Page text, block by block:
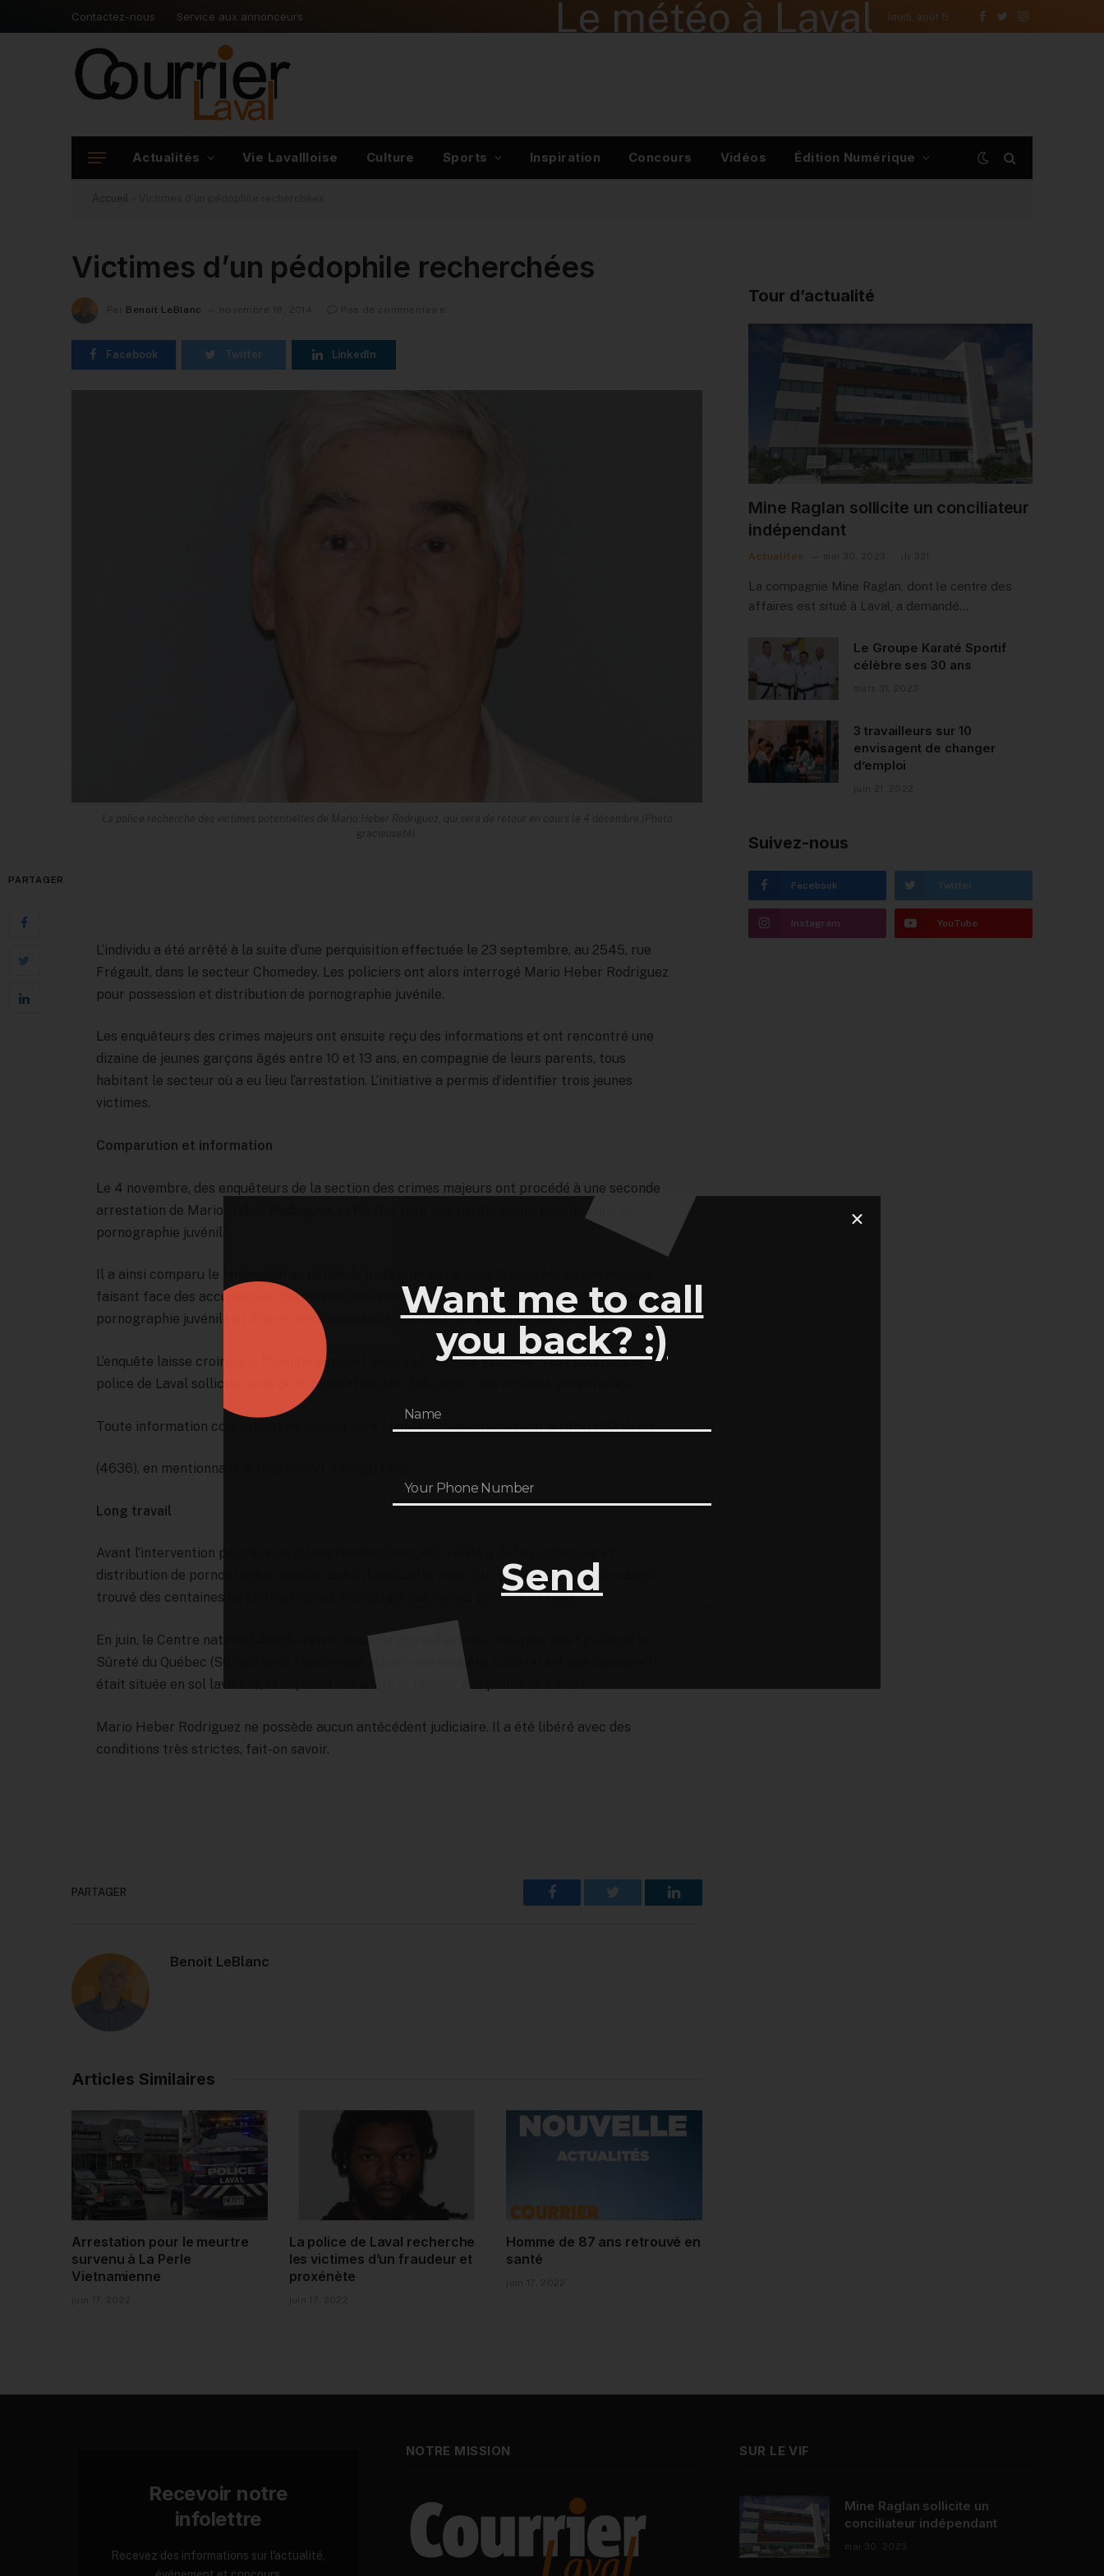
Contactez-nous Service aux annonceurs Le météo à Laval Jeudi, août 6
Facebook
TwitterInstagram
Actualités Vie Lavallloise Culture Sports Inspiration Concours Vidéos Édition Numérique
Victimes d’un pédophile recherchées
Benoit LeBlanc
Facebook Twitter LinkedIn
PARTAGER
L’individu a été arrêté à la suite d’une perquisition effectuée le 23 septembre, au 2545, rue
Frégault, dans le secteur Chomedey. Les policiers ont alors interrogé Mario Heber Rodriguez
pour possession et distribution de pornographie juvénile.
Les enquêteurs des crimes majeurs ont ensuite reçu des informations et ont rencontré une
dizaine de jeunes garçons âgés entre 10 et 13 ans, en compagnie de leurs parents, tous
habitant le secteur où a eu lieu l’arrestation. L’initiative a permis d’identifier trois jeunes
victimes.
Comparution et information
Le 4 novembre, des enquêteurs de la section des crimes majeurs ont procédé à une seconde
arrestation de Mario Heber Rodriguez, cette fois pour des motifs allant plus loin que la
pornographie juvénile.
Il a ainsi comparu le lendemain au palais de justice de Laval pour l’ensemble de ses méfaits,
faisant face des accusations d’agression sexuelle, de contacts sexuels, de distribution de
pornographie juvénile et d’avoir rendu accessible du matériel sexuellement explicite.
L’enquête laisse croire que l’homme pourrait avoir fait d’autres victimes. C’est pourquoi la
police de Laval sollicite l’aide de la population afin d’identifier des victimes potentielles.
Toute information concernant ce dossier sera traitée confidentiellement au 450 662 INFO
(4636), en mentionnant le dossier LVL 140929 083.
Long travail
Avant l’intervention policière du 23 septembre, l’enquête, reliée à de la possession et
distribution de pornographie juvénile, avait duré quatre mois. Sur place, les experts avaient
trouvé des centaines de photographies impliquant des jeunes garçons et filles.
En juin, le Centre national d’exploitation sexuelle des enfants sur Internet avait prévenu la
Sûreté du Québec (SQ) qui avait rapidement ouvert une enquête. Constatant que l’adresse IP
était située en sol lavallois, la SQ avait transféré le dossier à la police de Laval.
Mario Heber Rodriguez ne possède aucun antécédent judiciaire. Il a été libéré avec des
conditions très strictes, fait-on savoir.
PARTAGER
Facebook Twitter LinkedIn
Benoit LeBlanc
Articles Similaires
Arrestation pour le meurtre
survenu à La Perle
Vietnamienne
La police de Laval recherche
les victimes d’un fraudeur et
proxénète
Homme de 87 ans retrouvé en
santé
Tour d’actualité
Mine Raglan sollicite un conciliateur
indépendant
Actualités
La compagnie Mine Raglan, dont le centre des
affaires est situé à Laval, a demandé…
Le Groupe Karaté Sportif
célèbre ses 30 ans
3 travailleurs sur 10
envisagent de changer
d’emploi
Suivez-nous
Facebook Twitter
Instagram YouTube
Recevoir notre
infolettre
Recevez des informations sur l'actualité,
NOTRE MISSION SUR LE VIF
Mine Raglan sollicite un
conciliateur indépendant
mai 30, 2023
Want me to call
you back? :)
Send